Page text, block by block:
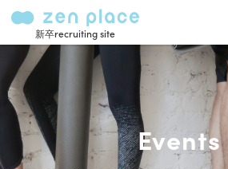
新卒recruiting site
Events